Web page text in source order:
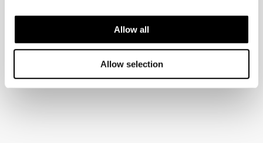
Allow all
Allow selection